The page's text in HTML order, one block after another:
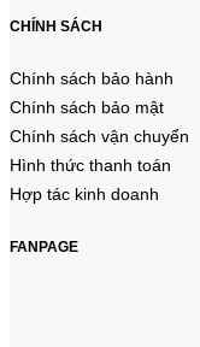
CHÍNH SÁCH
Chính sách bảo hành
Chính sách bảo mật
Chính sách vận chuyển
Hình thức thanh toán
Hợp tác kinh doanh
FANPAGE